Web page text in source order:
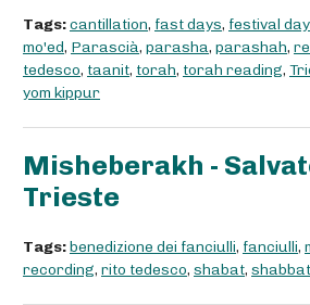
Tags:cantillation, fast days, festival
mo'ed, Parascià, parasha, parashah,
tedesco, taanit, torah, torah reading,
yom kippur
Misheberakh -
Trieste
Tags:benedizione dei fanciulli, fanciulli,
recording, rito tedesco, shabat, shabbat